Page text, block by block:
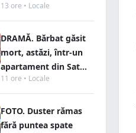
13 ore • Locale
DRAMĂ. Bărbat găsit
mort, astăzi, într-un
apartament din Sat...
11 ore • Locale
FOTO. Duster rămas
fără puntea spate